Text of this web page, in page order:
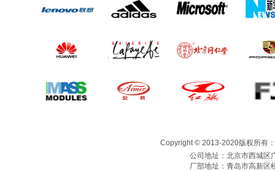
Copyright © 2013-2020版权所有
公司地址：北京市西城区
厂部地址：青岛市高新区